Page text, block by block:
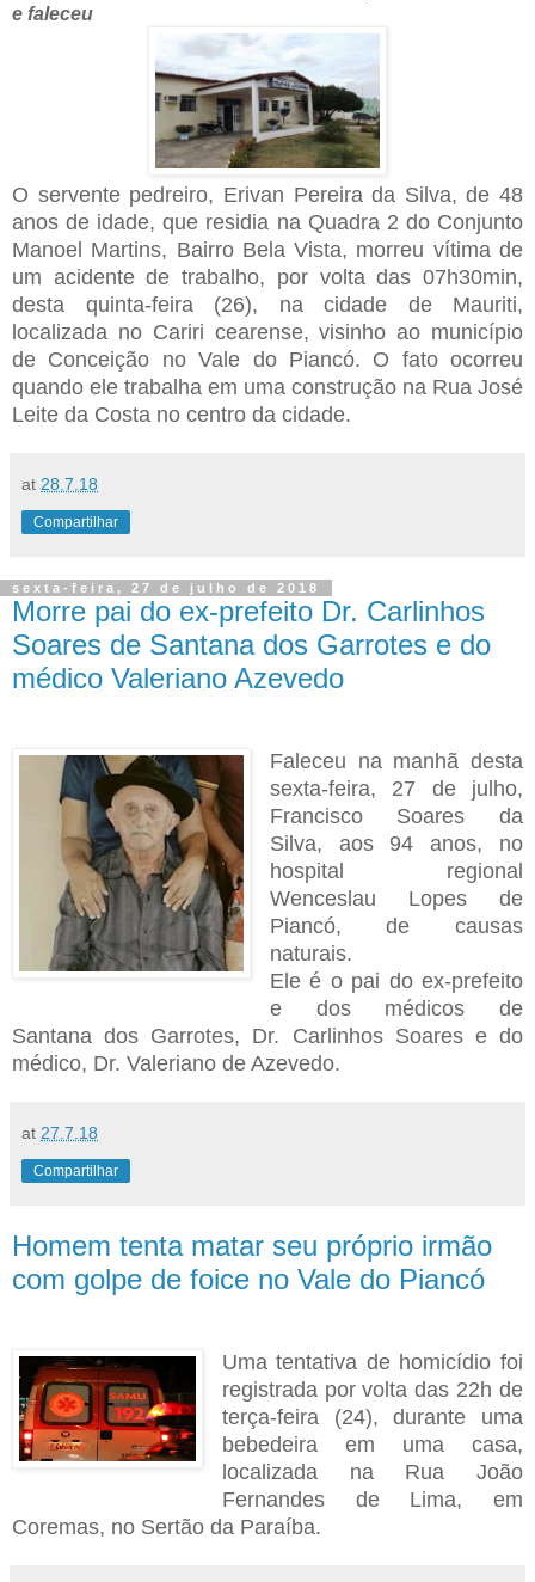
e faleceu
O servente pedreiro, Erivan Pereira da Silva, de 48
anos de idade, que residia na Quadra 2 do Conjunto
Manoel Martins, Bairro Bela Vista, morreu vítima de
um acidente de trabalho, por volta das 07h30min,
desta quinta-feira (26), na cidade de Mauriti,
localizada no Cariri cearense, visinho ao município
de Conceição no Vale do Piancó. O fato ocorreu
quando ele trabalha em uma construção na Rua José
Leite da Costa no centro da cidade.
at 28.7.18
Compartilhar
sexta-feira, 27 de julho de 2018
Morre pai do ex-prefeito Dr. Carlinhos
Soares de Santana dos Garrotes e do
médico Valeriano Azevedo
Faleceu na manhã desta
sexta-feira, 27 de julho,
Francisco Soares da
Silva, aos 94 anos, no
hospital regional
Wenceslau Lopes de
Piancó, de causas
naturais.
Ele é o pai do ex-prefeito
e dos médicos de
Santana dos Garrotes, Dr. Carlinhos Soares e do
médico, Dr. Valeriano de Azevedo.
at 27.7.18
Compartilhar
Homem tenta matar seu próprio irmão
com golpe de foice no Vale do Piancó
Uma tentativa de homicídio foi
registrada por volta das 22h de
terça-feira (24), durante uma
bebedeira em uma casa,
localizada na Rua João
Fernandes de Lima, em
Coremas, no Sertão da Paraíba.